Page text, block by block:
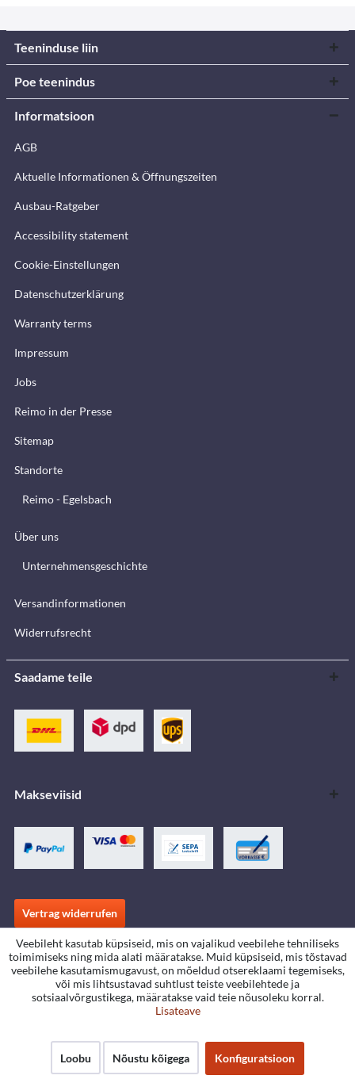
Teeninduse liin
Poe teenindus
Informatsioon
AGB
Aktuelle Informationen & Öffnungszeiten
Ausbau-Ratgeber
Accessibility statement
Cookie-Einstellungen
Datenschutzerklärung
Warranty terms
Impressum
Jobs
Reimo in der Presse
Sitemap
Standorte
Reimo - Egelsbach
Über uns
Unternehmensgeschichte
Versandinformationen
Widerrufsrecht
Saadame teile
Makseviisid
Vertrag widerrufen
* Kõik hinnad koos seadusega sätestatud käibemaksu,saatekuludeja
võimalike järelmaksu osamaksetega, kui ei ole teisiti kokku lepitud
Händlersuche
Veebileht kasutab küpsiseid, mis on vajalikud veebilehe tehniliseks
toimimiseks ning mida alati määratakse. Muid küpsiseid, mis tõstavad
veebilehe kasutamismugavust, on mõeldud otsereklaami tegemiseks,
või mis lihtsustavad suhtlust teiste veebilehtede ja
sotsiaalvõrgustikega, määratakse vaid teie nõusoleku korral.
Lisateave
Loobu Nõustu kõigega Konfiguratsioon